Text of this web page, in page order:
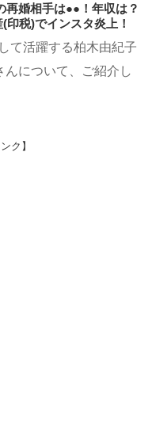
再婚相手は●●！年収は？
印税)でインスタ炎上！
て活躍する柏木由紀子
んについて、ご紹介し
ク】